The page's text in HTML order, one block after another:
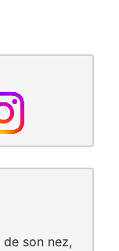
son nez,